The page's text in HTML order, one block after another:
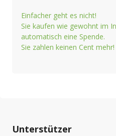
Einfacher geht es nicht!
Sie kaufen wie gewohnt im
automatisch eine Spende.
Sie zahlen keinen Cent mehr!
Unterstützer